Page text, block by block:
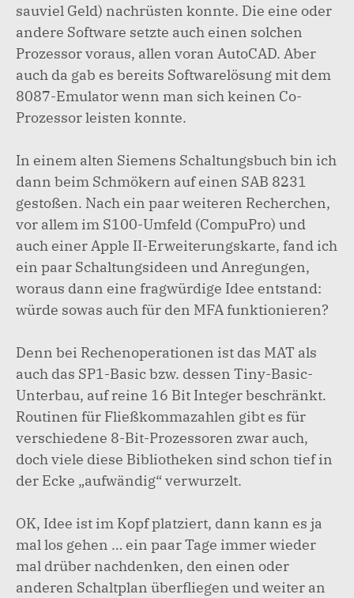
sauviel Geld) nachrüsten konnte. Die eine oder
andere Software setzte auch einen solchen
Prozessor voraus, allen voran AutoCAD. Aber
auch da gab es bereits Softwarelösung mit dem
8087-Emulator wenn man sich keinen Co-
Prozessor leisten konnte.
In einem alten Siemens Schaltungsbuch bin ich
dann beim Schmökern auf einen SAB 8231
gestoßen. Nach ein paar weiteren Recherchen,
vor allem im S100-Umfeld (CompuPro) und
auch einer Apple II-Erweiterungskarte, fand ich
ein paar Schaltungsideen und Anregungen,
woraus dann eine fragwürdige Idee entstand:
würde sowas auch für den MFA funktionieren?
Denn bei Rechenoperationen ist das MAT als
auch das SP1-Basic bzw. dessen Tiny-Basic-
Unterbau, auf reine 16 Bit Integer beschränkt.
Routinen für Fließkommazahlen gibt es für
verschiedene 8-Bit-Prozessoren zwar auch,
doch viele diese Bibliotheken sind schon tief in
der Ecke „aufwändig“ verwurzelt.
OK, Idee ist im Kopf platziert, dann kann es ja
mal los gehen … ein paar Tage immer wieder
mal drüber nachdenken, den einen oder
anderen Schaltplan überfliegen und weiter an